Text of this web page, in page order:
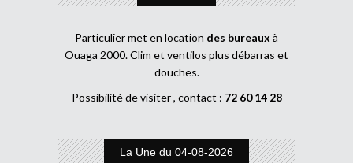
Particulier met en location des bureauxà
Ouaga 2000. Clim et ventilos plus débarras et
douches.
Possibilité de visiter , contact : 72 60 14 28
La Une du 04-08-2026